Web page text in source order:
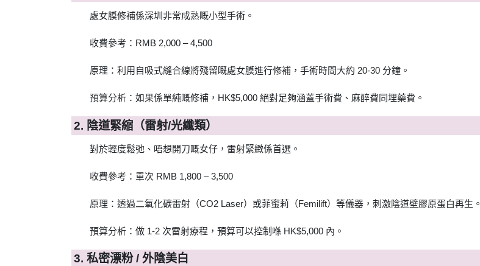
處女膜修補係深圳非常成熟嘅小型手術。
收費參考：RMB 2,000 – 4,500
原理：利用自吸式縫合線將殘留嘅處女膜進行修補，手術時間大約 20-30 分鐘。
預算分析：如果係單純嘅修補，HK$5,000 絕對足夠涵蓋手術費、麻醉費同埋藥費。
2. 陰道緊縮（雷射/光纖類）
對於輕度鬆弛、唔想開刀嘅女仔，雷射緊緻係首選。
收費參考：單次 RMB 1,800 – 3,500
原理：透過二氧化碳雷射（CO2 Laser）或菲蜜莉（Femilift）等儀器，刺激陰道壁膠原蛋白再生。
預算分析：做 1-2 次雷射療程，預算可以控制喺 HK$5,000 內。
3. 私密漂粉 / 外陰美白